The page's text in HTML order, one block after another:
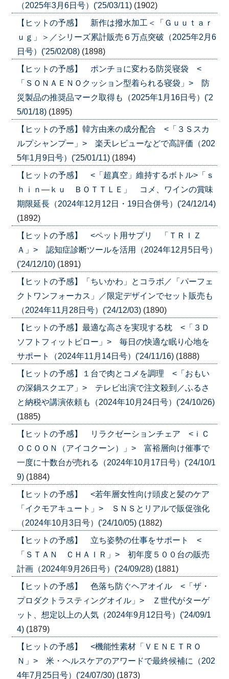
（2025年3月6日号）('25/03/11) (1902)
【ヒットの予感】 新作は撥水加工＜「Ｇｕｕｔａｒ
ｕｇ」＞／シリーズ累計販売６万点突破（2025年2月6
日号）('25/02/08) (1898)
【ヒットの予感】 ポンチョに変わる防災寝袋 <
「ＳＯＮＡＥＮＯクッション型着られる寝袋」> 防
災製品の推奨品マーク取得も（2025年1月16日号）('2
5/01/18) (1895)
【ヒットの予感】韓方由来の成分配合 <「３Ｓスカ
ルプシャンプー」> 楽天レビューなどで高評価（202
5年1月9日号）('25/01/11) (1894)
【ヒットの予感】 <「超真空」維持するボトル>「ｓ
ｈｉｎ―ｋｕ ＢＯＴＴＬＥ」 コメ、ワインの賞味
期限延長（2024年12月12日・19日合併号）('24/12/14)
(1892)
【ヒットの予感】 <ペット用サプリ 「ＴＲＩＺ
Ａ」> 認知症診断ツールを活用（2024年12月5日号）
('24/12/10) (1891)
【ヒットの予感】「ちいかわ」とコラボ／「パーフェ
クトワンフォーカス」／限定デザインでセット販売も
（2024年11月28日号）('24/12/03) (1890)
【ヒットの予感】最適な高さを実現する枕 <「３Ｄ
ソフトフィットピロー」> 毎日の快適な眠り心地を
サポート（2024年11月14日号）('24/11/16) (1888)
【ヒットの予感】１台で肉とコメを調理 <「おもい
の深鍋スクエア」> テレビ出演で注文殺到／ふるさ
と納税や講演依頼も（2024年10月24日号）('24/10/26)
(1885)
【ヒットの予感】 リラクゼーションチェア <ｉＣ
ＯＣＯＯＮ（アイコクーン）」> 富裕層向け催事で
一度に十数台が売れる（2024年10月17日号）('24/10/1
9) (1884)
【ヒットの予感】 <若年層女性向け頭皮と髪のケア
「イクモアキュート」> ＳＮＳとリアルで販促強化
（2024年10月3日号）('24/10/05) (1882)
【ヒットの予感】 立ち姿勢の仕事をサポート <
「ＳＴＡＮ ＣＨＡＩＲ」> 初年度５００台の販売
計画（2024年9月26日号）('24/09/28) (1881)
【ヒットの予感】 色落ち防ぐヘアオイル <「ザ・
プロダクトラスティングオイル」> Ｚ世代がターゲ
ット、想定以上の人気（2024年9月12日号）('24/09/1
4) (1879)
【ヒットの予感】 <機能性素材「ＶＥＮＥＴＲＯ
Ｎ」> 米・ヘルスケアのアワードで最終候補に（202
4年7月25日号）('24/07/30) (1873)